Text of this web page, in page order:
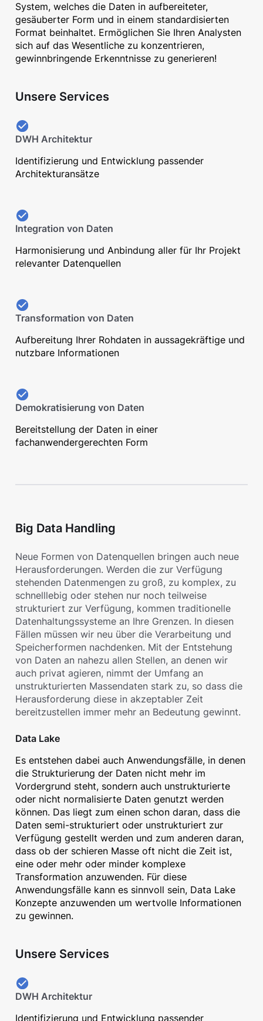
System, welches die Daten in aufbereiteter,
gesäuberter Form und in einem standardisierten
Format beinhaltet. Ermöglichen Sie Ihren Analysten
sich auf das Wesentliche zu konzentrieren,
gewinnbringende Erkenntnisse zu generieren!
Unsere Services
DWH Architektur
Identifizierung und Entwicklung passender
Architekturansätze
Integration von Daten
Harmonisierung und Anbindung aller für Ihr Projekt
relevanter Datenquellen
Transformation von Daten
Aufbereitung Ihrer Rohdaten in aussagekräftige und
nutzbare Informationen
Demokratisierung von Daten
Bereitstellung der Daten in einer
fachanwendergerechten Form
Big Data Handling
Neue Formen von Datenquellen bringen auch neue
Herausforderungen. Werden die zur Verfügung
stehenden Datenmengen zu groß, zu komplex, zu
schnelllebig oder stehen nur noch teilweise
strukturiert zur Verfügung, kommen traditionelle
Datenhaltungssysteme an Ihre Grenzen. In diesen
Fällen müssen wir neu über die Verarbeitung und
Speicherformen nachdenken. Mit der Entstehung
von Daten an nahezu allen Stellen, an denen wir
auch privat agieren, nimmt der Umfang an
unstrukturierten Massendaten stark zu, so dass die
Herausforderung diese in akzeptabler Zeit
bereitzustellen immer mehr an Bedeutung gewinnt.
Data Lake
Es entstehen dabei auch Anwendungsfälle, in denen
die Strukturierung der Daten nicht mehr im
Vordergrund steht, sondern auch unstrukturierte
oder nicht normalisierte Daten genutzt werden
können. Das liegt zum einen schon daran, dass die
Daten semi-strukturiert oder unstrukturiert zur
Verfügung gestellt werden und zum anderen daran,
dass ob der schieren Masse oft nicht die Zeit ist,
eine oder mehr oder minder komplexe
Transformation anzuwenden. Für diese
Anwendungsfälle kann es sinnvoll sein, Data Lake
Konzepte anzuwenden um wertvolle Informationen
zu gewinnen.
Unsere Services
DWH Architektur
Identifizierung und Entwicklung passender